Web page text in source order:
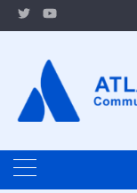
Skip
to